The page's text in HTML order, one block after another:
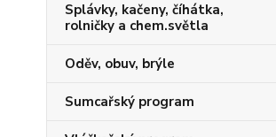
Splávky, kačeny, číhátka,
rolničky a chem.světla
Oděv, obuv, brýle
Sumcařský program